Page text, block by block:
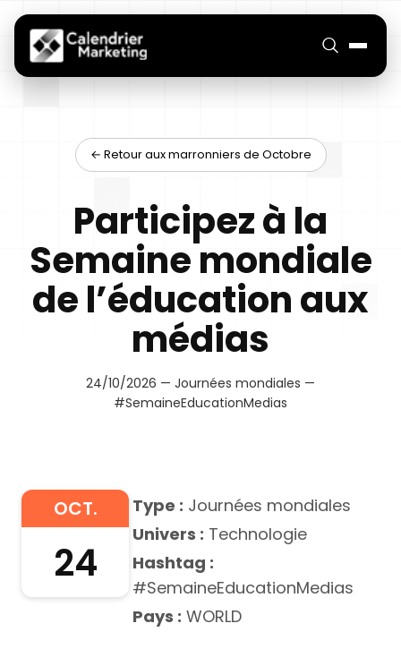
← Retour aux marronniers de Octobre
Participez à la
Semaine mondiale
de l’éducation aux
médias
24/10/2026 — Journées mondiales —
#SemaineEducationMedias
OCT.
24
Type : Journées mondiales
Univers : Technologie
Hashtag :
#SemaineEducationMedias
Pays : WORLD